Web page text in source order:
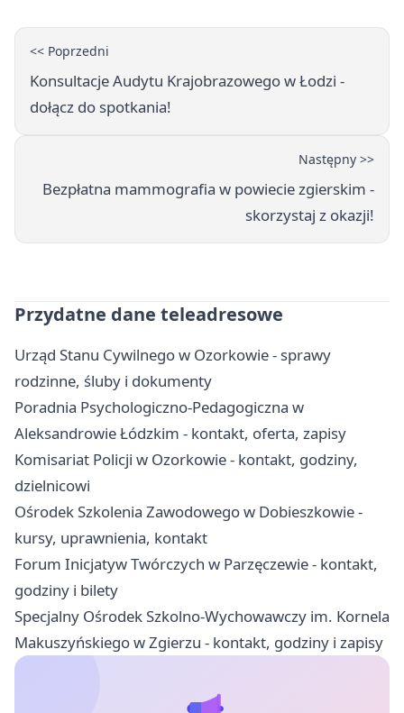
<< Poprzedni
Konsultacje Audytu Krajobrazowego w Łodzi -
dołącz do spotkania!
Następny >>
Bezpłatna mammografia w powiecie zgierskim -
skorzystaj z okazji!
Przydatne dane teleadresowe
Urząd Stanu Cywilnego w Ozorkowie - sprawy
rodzinne, śluby i dokumenty
Poradnia Psychologiczno-Pedagogiczna w
Aleksandrowie Łódzkim - kontakt, oferta, zapisy
Komisariat Policji w Ozorkowie - kontakt, godziny,
dzielnicowi
Ośrodek Szkolenia Zawodowego w Dobieszkowie -
kursy, uprawnienia, kontakt
Forum Inicjatyw Twórczych w Parzęczewie - kontakt,
godziny i bilety
Specjalny Ośrodek Szkolno-Wychowawczy im. Kornela
Makuszyńskiego w Zgierzu - kontakt, godziny i zapisy